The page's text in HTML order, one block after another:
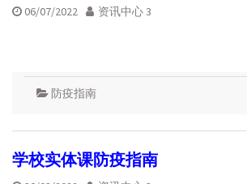
06/07/2022 资讯中心 3
防疫指南
学校实体课防疫指南